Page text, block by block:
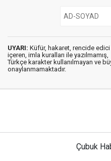
UYARI: Küfür, hakaret, rencide edici
içeren, imla kuralları ile yazılmamış,
Türkçe karakter kullanılmayan ve
onaylanmamaktadır.
Çubuk